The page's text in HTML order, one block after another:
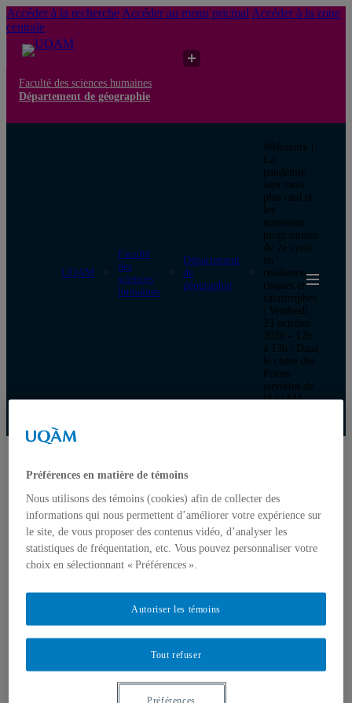
Accéder à la recherche Accéder au menu pricipal Accéder à la zone
centrale
Faculté des sciences humaines
Département de géographie
UQAM
Faculté
des
sciences
humaines
Département
de
géographie
Webinaire |
La
pandémie
sept mois
plus tard et
les
nouveaux
programmes
de 2e cycle
en
résilience,
risques et
catastrophes
| Vendredi
23 octobre
2020 - 12h
à 13h | Dans
le cadre des
Portes
ouvertes de
l'UQAM
Département de géographie
Le département
Personnel de soutien
Logos
Programmes
Premier cycle
Deuxième cycle
Doctorat en géographie
Corps enseignant
Professeur.e.s régulie.è.r.e.s
Professeur.e.s associé.e.s
Professeur.e.s invité.e.s
Chargé.e.s de cours de géographie
Recherche
Équipes et unités de recherche
Régles d’éthique
Préférences en matière de témoins
Nous utilisons des témoins (cookies) afin de collecter des
informations qui nous permettent d’améliorer votre expérience sur
le site, de vous proposer des contenus vidéo, d’analyser les
statistiques de fréquentation, etc. Vous pouvez personnaliser votre
choix en sélectionnant « Préférences ».
Tout refuser
Autoriser les témoins
Préférences